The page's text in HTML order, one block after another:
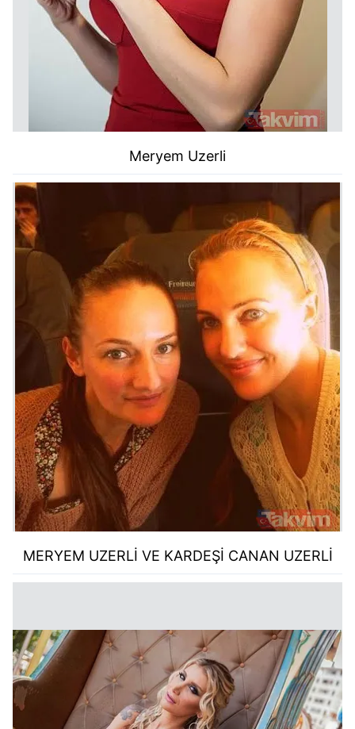
Meryem Uzerli
MERYEM UZERLİ VE KARDEŞİ CANAN UZERLİ